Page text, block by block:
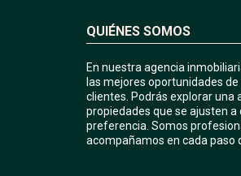
QUIÉNES SOMOS
En nuestra agencia
las mejores oportunidades
clientes. Podrás explorar una
propiedades que se ajusten a
preferencia. Somos
acompañamos en cada paso